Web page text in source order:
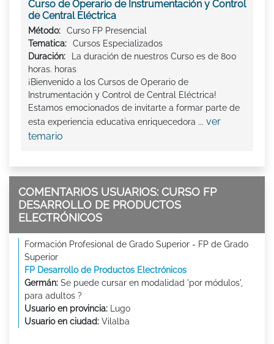
Curso de Operario de Instrumentación y Control
de Central Eléctrica
Método:
Curso FP Presencial
Tematica:
Cursos Especializados
Duración:
La duración de nuestros Curso es de 800
horas. horas
¡Bienvenido a los Cursos de Operario de
Instrumentación y Control de Central Eléctrica!
Estamos emocionados de invitarte a formar parte de
esta experiencia educativa enriquecedora ... ver
temario
COMENTARIOS USUARIOS: CURSO FP
DESARROLLO DE PRODUCTOS
ELECTRÓNICOS
Formación Profesional de Grado Superior - FP de Grado
Superior
FP Desarrollo de Productos Electrónicos
Germán: Se puede cursar en modalidad 'por módulos',
para adultos ?
Usuario en provincia: Lugo
Usuario en ciudad: Vilalba